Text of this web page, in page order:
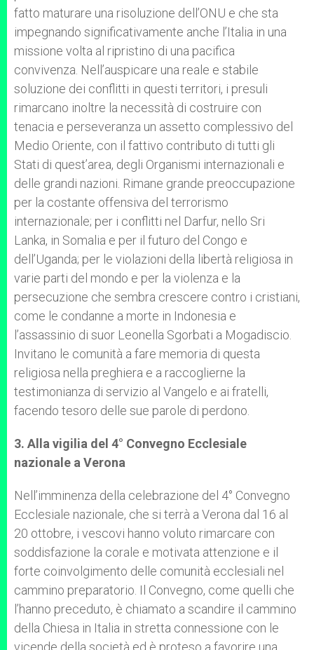
fatto maturare una risoluzione dell’ONU e che sta
impegnando significativamente anche l’Italia in una
missione volta al ripristino di una pacifica
convivenza. Nell’auspicare una reale e stabile
soluzione dei conflitti in questi territori, i presuli
rimarcano inoltre la necessità di costruire con
tenacia e perseveranza un assetto complessivo del
Medio Oriente, con il fattivo contributo di tutti gli
Stati di quest’area, degli Organismi internazionali e
delle grandi nazioni. Rimane grande preoccupazione
per la costante offensiva del terrorismo
internazionale; per i conflitti nel Darfur, nello Sri
Lanka, in Somalia e per il futuro del Congo e
dell’Uganda; per le violazioni della libertà religiosa in
varie parti del mondo e per la violenza e la
persecuzione che sembra crescere contro i cristiani,
come le condanne a morte in Indonesia e
l’assassinio di suor Leonella Sgorbati a Mogadiscio.
Invitano le comunità a fare memoria di questa
religiosa nella preghiera e a raccoglierne la
testimonianza di servizio al Vangelo e ai fratelli,
facendo tesoro delle sue parole di perdono.
3. Alla vigilia del 4° Convegno Ecclesiale
nazionale a Verona
Nell’imminenza della celebrazione del 4° Convegno
Ecclesiale nazionale, che si terrà a Verona dal 16 al
20 ottobre, i vescovi hanno voluto rimarcare con
soddisfazione la corale e motivata attenzione e il
forte coinvolgimento delle comunità ecclesiali nel
cammino preparatorio. Il Convegno, come quelli che
l’hanno preceduto, è chiamato a scandire il cammino
della Chiesa in Italia in stretta connessione con le
vicende della società ed è proteso a favorire una